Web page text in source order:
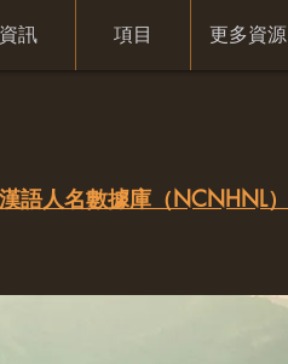
資訊 項目 更多資源
語人名數據庫（NCNHNL）